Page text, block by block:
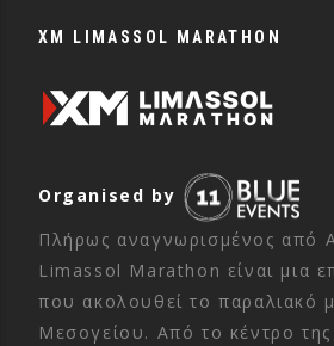
XM LIMASSOL MARATHON
Organised by
Πλήρως αναγνωρισμένος από
Limassol Marathon είναι μια
που ακολουθεί το παραλιακό
Μεσογείου. Από το κέντρο της